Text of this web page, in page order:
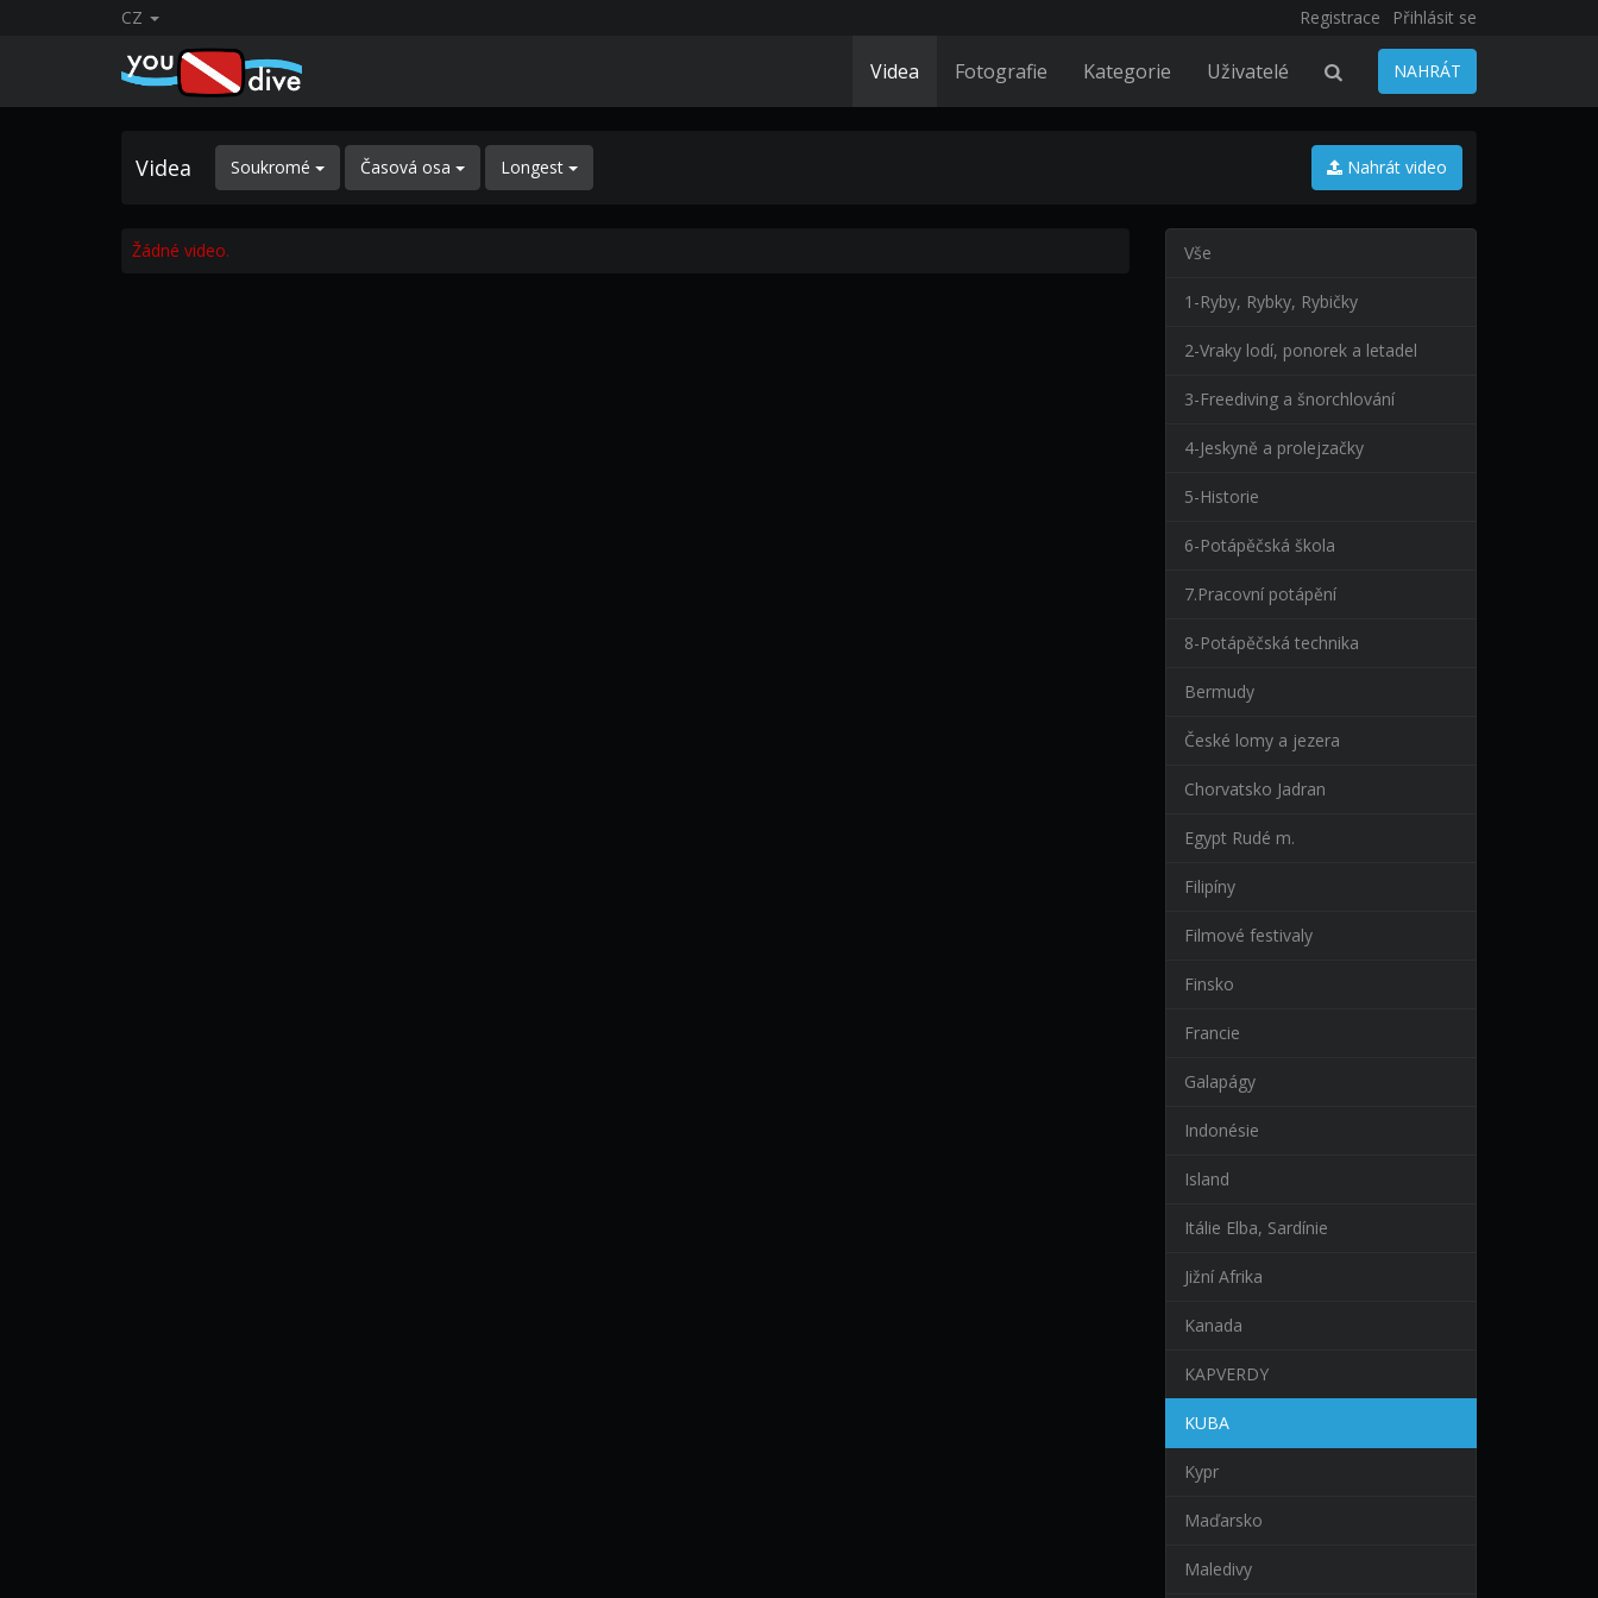
CZ Registrace Přihlásit se
Videa Fotografie Kategorie Uživatelé NAHRÁT
Videa Soukromé Časová osa Longest Nahrát video
Žádné video. Vše
1-Ryby, Rybky, Rybičky
2-Vraky lodí, ponorek a letadel
3-Freediving a šnorchlování
4-Jeskyně a prolejzačky
5-Historie
6-Potápěčská škola
7.Pracovní potápění
8-Potápěčská technika
Bermudy
České lomy a jezera
Chorvatsko Jadran
Egypt Rudé m.
Filipíny
Filmové festivaly
Finsko
Francie
Galapágy
Indonésie
Island
Itálie Elba, Sardínie
Jižní Afrika
Kanada
KAPVERDY
KUBA
Kypr
Maďarsko
Maledivy